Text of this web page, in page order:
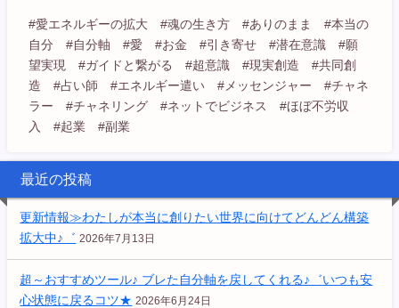
#愛エネルギーの拡大 #魂の生き方 #ありのまま #本当の
自分 #自分軸 #愛 #お金 #引き寄せ #潜在意識 #願
望実現 #ガイドと繋がる #超意識 #現実創造 #共同創
造 #占い師 #エネルギー遣い #メッセンジャー #チャネ
ラー #チャネリング #ネットでビジネス #ほぼ不労収
入 #起業 #副業
最近の投稿
更新情報≫わたしが本当に創りたい世界に向けてどんどん構築
拡大中♪゛ 2026年7月13日
超～おすすめツール♪ ブレた自分軸を戻してくれる♪゛いつも安
心状態に戻るコツ★ 2026年6月24日